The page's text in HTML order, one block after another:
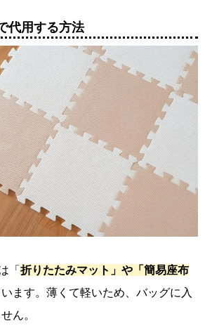
代用する方法
「 折りたたみマット」や「簡易座布
ます。薄くて軽いため、バッグに入
ん。